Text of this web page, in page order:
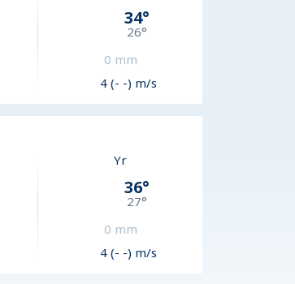
34°
26°
0 mm
4 (- -) m/s
Yr
36°
27°
0 mm
4 (- -) m/s